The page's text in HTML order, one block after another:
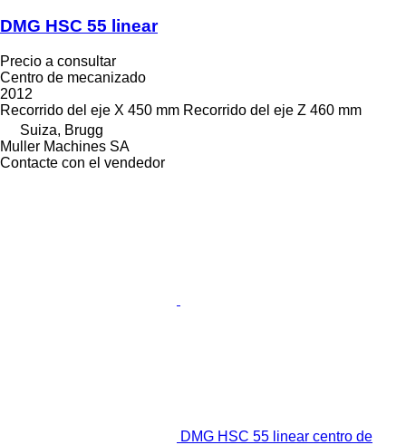
DMG HSC 55 linear
Precio a consultar
Centro de mecanizado
2012
Recorrido del eje X 450 mm Recorrido del eje Z 460 mm
Suiza, Brugg
Muller Machines SA
Contacte con el vendedor
DMG HSC 55 linear centro de